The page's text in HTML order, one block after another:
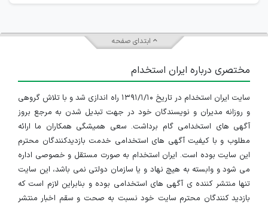
ابتدای صفحه
مختصری درباره ایران استخدام
سایت ایران استخدام در تاریخ ۱۳۹۱/۱/۱۰ راه اندازی شد و با تلاش گروهی
و روزانه مدیران و نویسندگان خود در جهت تبدیل شدن به مرجع بروز
آگهی های استخدامی گام برداشت. سعی همیشگی همکاران ما ارائه
مطلوب و با کیفیت آگهی های استخدامی خدمت بازدیدکنندگان محترم
این سایت بوده است. ایران استخدام به صورت مستقل و خصوصی اداره
می شود و وابسته به هیچ نهاد و یا سازمان دولتی نمی باشد، این سایت
تنها منتشر کننده ی آگهی های استخدامی بوده و بنابراین لازم است که
بازدید کنندگان محترم سایت خود نسبت به صحت و سقم اخبار منتشر